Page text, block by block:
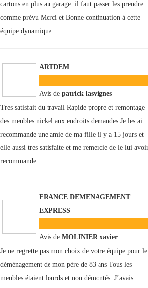
cartons en plus au garage .il faut passer les prendre
comme prévu Merci et Bonne continuation à cette
équipe dynamique
ARTDEM
Avis de patrick lasvignes
Tres satisfait du travail Rapide propre et remontage
des meubles nickel aux endroits demandes Je les ai
recommande une amie de ma fille il y a 15 jours et
elle aussi tres satisfaite et me remercie de le lui avoir
recommande
FRANCE DEMENAGEMENT
EXPRESS
Avis de MOLINIER xavier
Je ne regrette pas mon choix de votre équipe pour le
déménagement de mon père de 83 ans Tous les
meubles étaient lourds et non démontés. J’avais